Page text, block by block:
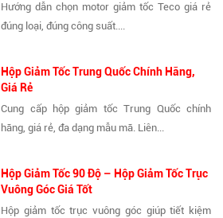
Hướng dẫn chọn motor giảm tốc Teco giá rẻ
đúng loại, đúng công suất....
Hộp Giảm Tốc Trung Quốc Chính Hãng,
Giá Rẻ
Cung cấp hộp giảm tốc Trung Quốc chính
hãng, giá rẻ, đa dạng mẫu mã. Liên...
Hộp Giảm Tốc 90 Độ – Hộp Giảm Tốc Trục
Vuông Góc Giá Tốt
Hộp giảm tốc trục vuông góc giúp tiết kiệm